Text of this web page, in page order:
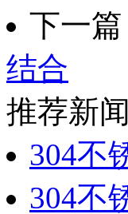
下一篇
结合
推荐新闻
304不
304不